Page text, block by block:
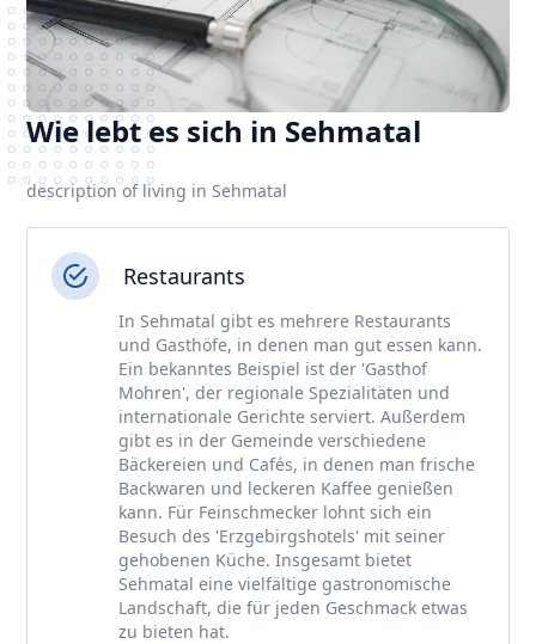
Wie lebt es sich in Sehmatal
description of living in Sehmatal
Restaurants
In Sehmatal gibt es mehrere Restaurants
und Gasthöfe, in denen man gut essen kann.
Ein bekanntes Beispiel ist der 'Gasthof
Mohren', der regionale Spezialitäten und
internationale Gerichte serviert. Außerdem
gibt es in der Gemeinde verschiedene
Bäckereien und Cafés, in denen man frische
Backwaren und leckeren Kaffee genießen
kann. Für Feinschmecker lohnt sich ein
Besuch des 'Erzgebirgshotels' mit seiner
gehobenen Küche. Insgesamt bietet
Sehmatal eine vielfältige gastronomische
Landschaft, die für jeden Geschmack etwas
zu bieten hat.